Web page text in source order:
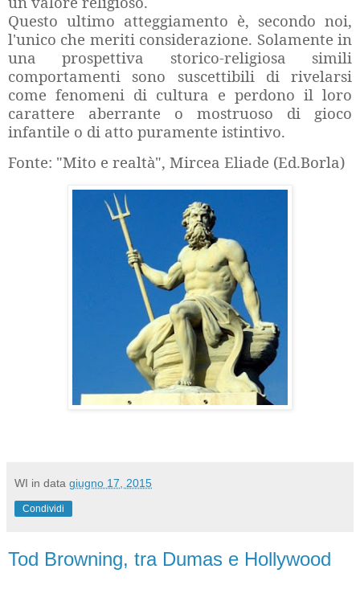
Questo ultimo atteggiamento è, secondo noi,
l'unico che meriti considerazione. Solamente in
una prospettiva storico-religiosa simili
comportamenti sono suscettibili di rivelarsi
come fenomeni di cultura e perdono il loro
carattere aberrante o mostruoso di gioco
infantile o di atto puramente istintivo.
Fonte: "Mito e realtà", Mircea Eliade (Ed.Borla)
WI in data giugno 17, 2015
Condividi
Tod Browning, tra Dumas e Hollywood